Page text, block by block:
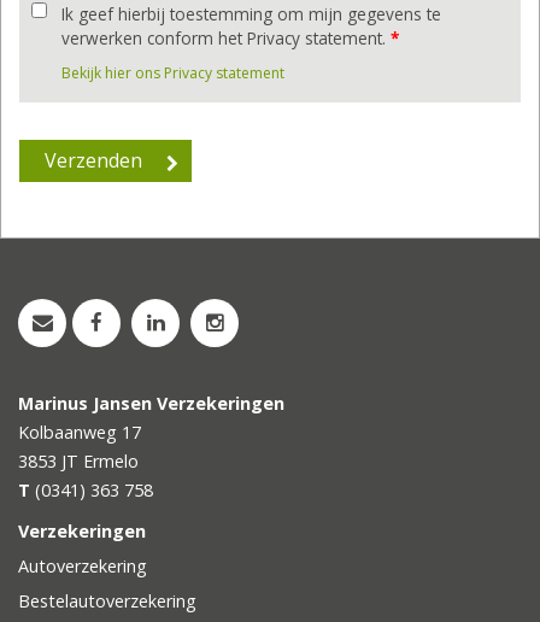
Ik geef hierbij toestemming om mijn gegevens te
verwerken conform het Privacy statement. *
Bekijk hier ons Privacy statement
Marinus Jansen Verzekeringen
Kolbaanweg 17
3853 JT Ermelo
T (0341) 363 758
Verzekeringen
Autoverzekering
Bestelautoverzekering